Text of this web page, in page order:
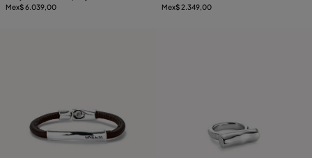
en plata de ley
Mex$ 6.039,00
circunferencias bañadas en plata de ley
Mex$ 2.349,00